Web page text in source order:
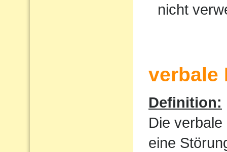
nicht
verbale
Definition:
Die
eine